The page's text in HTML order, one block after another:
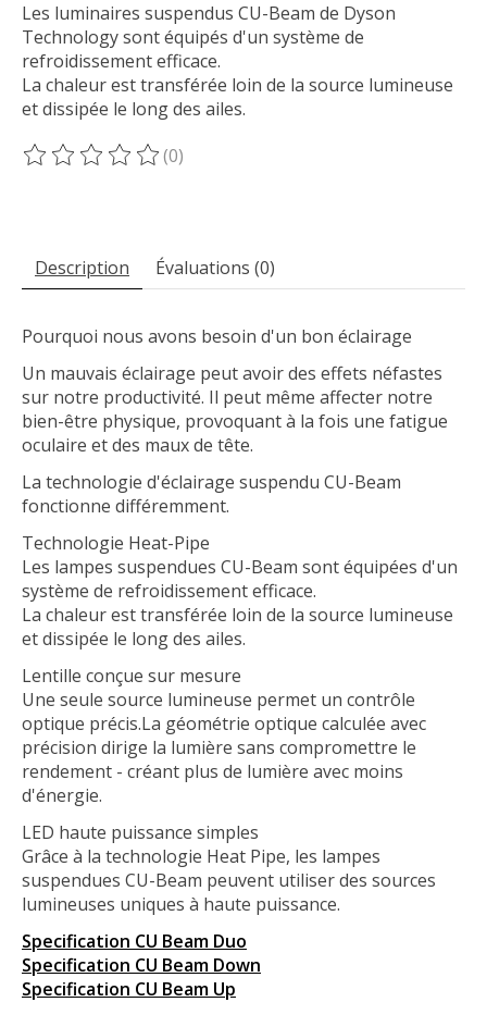
Les luminaires suspendus CU-Beam de Dyson
Technology sont équipés d'un système de
refroidissement efficace.
La chaleur est transférée loin de la source lumineuse
et dissipée le long des ailes.
Ce produit est évalué à
(0)
Description Évaluations (0)
Pourquoi nous avons besoin d'un bon éclairage
Un mauvais éclairage peut avoir des effets néfastes
sur notre productivité. Il peut même affecter notre
bien-être physique, provoquant à la fois une fatigue
oculaire et des maux de tête.
La technologie d'éclairage suspendu CU-Beam
fonctionne différemment.
Technologie Heat-Pipe
Les lampes suspendues CU-Beam sont équipées d'un
système de refroidissement efficace.
La chaleur est transférée loin de la source lumineuse
et dissipée le long des ailes.
Lentille conçue sur mesure
Une seule source lumineuse permet un contrôle
optique précis.La géométrie optique calculée avec
précision dirige la lumière sans compromettre le
rendement - créant plus de lumière avec moins
d'énergie.
LED haute puissance simples
Grâce à la technologie Heat Pipe, les lampes
suspendues CU-Beam peuvent utiliser des sources
lumineuses uniques à haute puissance.
Specification CU Beam Duo
Specification CU Beam Down
Specification CU Beam Up